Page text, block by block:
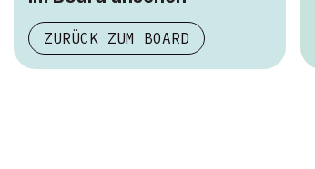
ZURÜCK ZUM BOARD